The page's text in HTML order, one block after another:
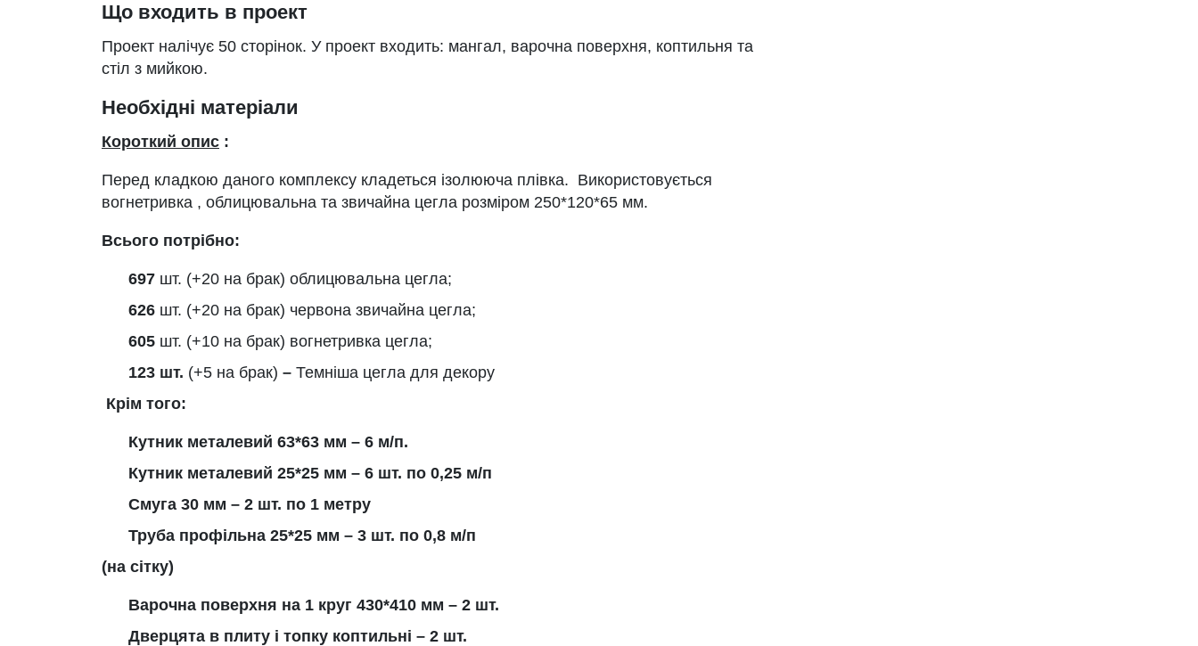
Що входить в проект
Проект налічує 50 сторінок. У проект входить: мангал, варочна поверхня, коптильня та
стіл з мийкою.
Необхідні матеріали
Короткий опис :
Перед кладкою даного комплексу кладеться ізолююча плівка. Використовується
вогнетривка , облицювальна та звичайна цегла розміром 250*120*65 мм.
Всього потрібно:
697 шт. (+20 на брак) облицювальна цегла;
626 шт. (+20 на брак) червона звичайна цегла;
605 шт. (+10 на брак) вогнетривка цегла;
123 шт. (+5 на брак) – Темніша цегла для декору
Крім того:
Кутник металевий 63*63 мм – 6 м/п.
Кутник металевий 25*25 мм – 6 шт. по 0,25 м/п
Смуга 30 мм – 2 шт. по 1 метру
Труба профільна 25*25 мм – 3 шт. по 0,8 м/п
(на сітку)
Варочна поверхня на 1 круг 430*410 мм – 2 шт.
Дверцята в плиту і топку коптильні – 2 шт.